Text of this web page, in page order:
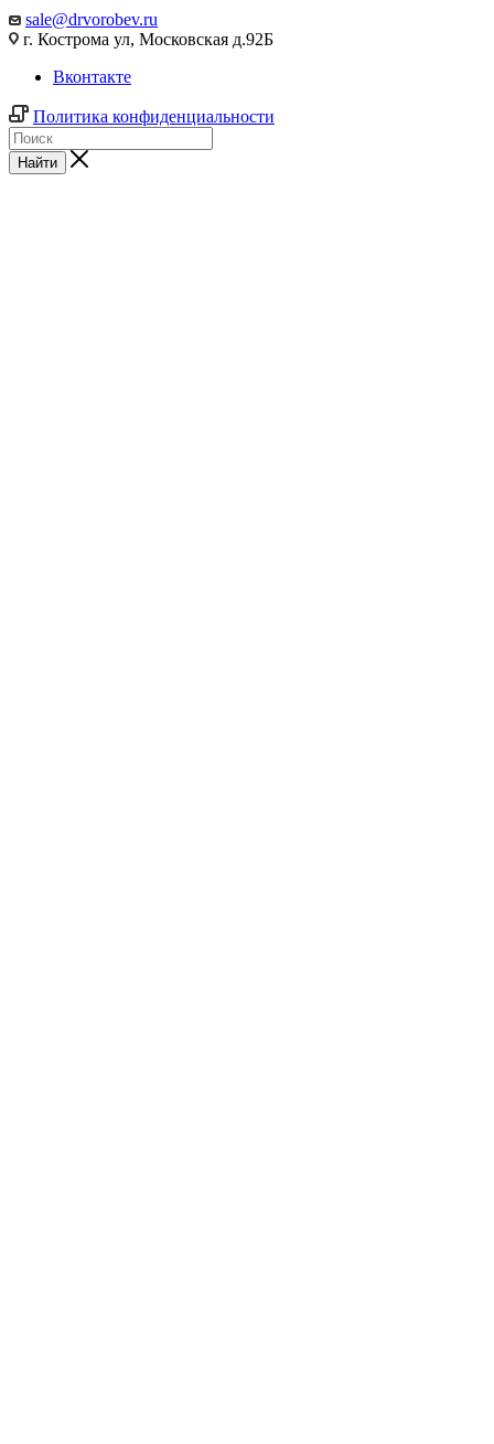
sale@drvorobev.ru
г. Кострома ул, Московская д.92Б
Вконтакте
Политика конфиденциальности
Найти